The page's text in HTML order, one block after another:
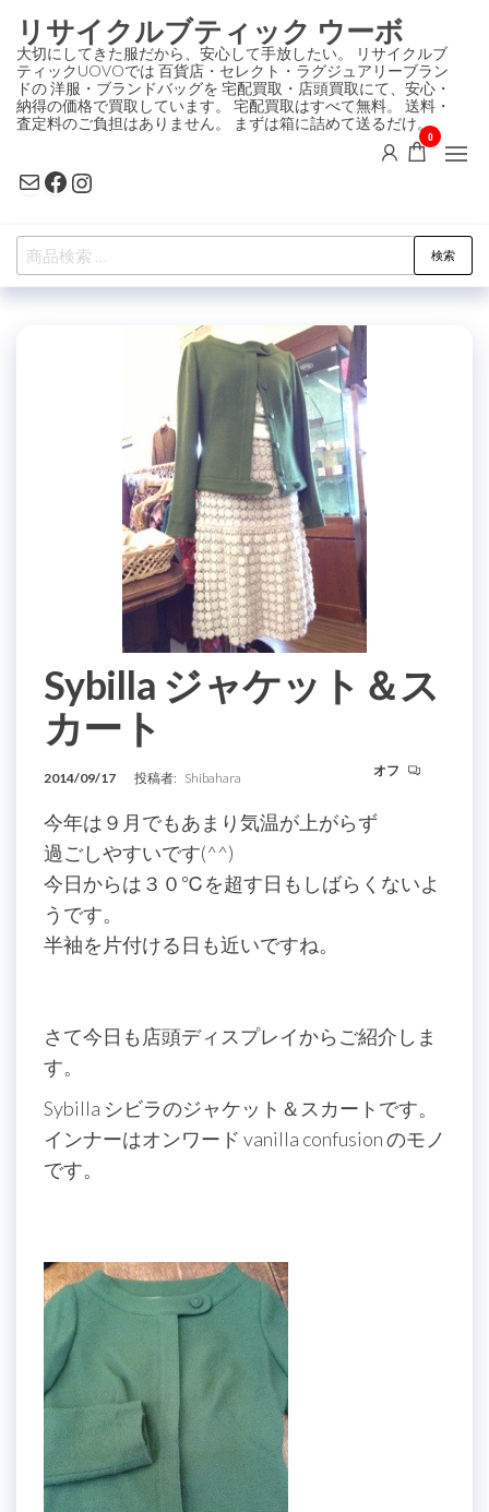
ン
テ
ン
ツ
プ
リサイクルブティック ウーボ
大切にしてきた服だから、安心して手放したい。 リサイクルブ
ティックUOVOでは 百貨店・セレクト・ラグジュアリーブラン
ドの 洋服・ブランドバッグを 宅配買取・店頭買取にて、安心・
納得の価格で買取しています。 宅配買取はすべて無料。 送料・
査定料のご負担はありません。 まずは箱に詰めて送るだけ。
MailFacebook
Instagram
0
検
索
検索
Sybilla ジャケット＆ス
カート
2014/09/17 投稿者: Shibahara オフ
今年は９月でもあまり気温が上がらず
過ごしやすいです(^^)
今日からは３０℃を超す日もしばらくないよ
うです。
半袖を片付ける日も近いですね。
さて今日も店頭ディスプレイからご紹介しま
す。
Sybilla シビラのジャケット＆スカートです。
インナーはオンワード vanilla confusion のモノ
です。